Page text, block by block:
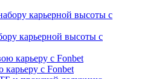
карьерной высоты с
карьеру с Fonbet